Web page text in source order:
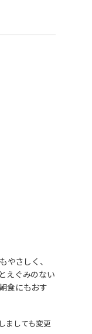
やさしく、
えぐみのない
食にもおす
ましても変更